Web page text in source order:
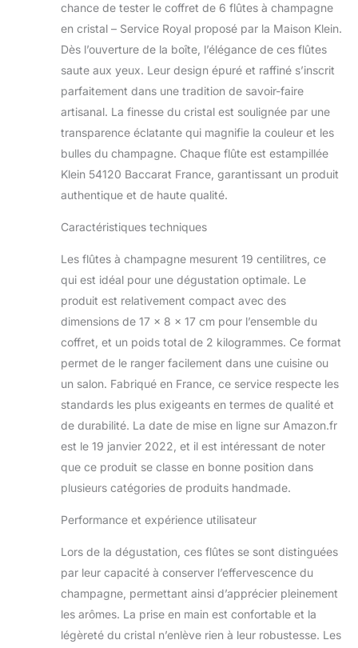
du champagne. Ce
décor Royal légérement
revisité donne une
dimension à la fois
intemporelle et
moderne à ce service,
grâce à de larges côtes
plate prolongée
jusqu'en bas d'une
jambe élancée. Les
verres sont entièrement
réalisés à la main, ils
usage quotidien et
vaisselle. Nos verres
sont Made in France et
chaque verre est signé
de notre marque
déposée à l’INPI : Klein
54120 Baccarat France
La Maison Klein
l'Artisan du Cristal fait
perdurer une
fabrication et un savoir-
faire remontant au
18ème siècle.
chance de tester le coffret de 6 flûtes à champagne
en cristal – Service Royal proposé par la Maison Klein.
Dès l’ouverture de la boîte, l’élégance de ces flûtes
saute aux yeux. Leur design épuré et raffiné s’inscrit
parfaitement dans une tradition de savoir-faire
artisanal. La finesse du cristal est soulignée par une
transparence éclatante qui magnifie la couleur et les
bulles du champagne. Chaque flûte est estampillée
Klein 54120 Baccarat France, garantissant un produit
authentique et de haute qualité.
Caractéristiques techniques
Les flûtes à champagne mesurent 19 centilitres, ce
qui est idéal pour une dégustation optimale. Le
produit est relativement compact avec des
dimensions de 17 x 8 x 17 cm pour l’ensemble du
coffret, et un poids total de 2 kilogrammes. Ce format
permet de le ranger facilement dans une cuisine ou
un salon. Fabriqué en France, ce service respecte les
standards les plus exigeants en termes de qualité et
de durabilité. La date de mise en ligne sur Amazon.fr
est le 19 janvier 2022, et il est intéressant de noter
que ce produit se classe en bonne position dans
plusieurs catégories de produits handmade.
Performance et expérience utilisateur
Lors de la dégustation, ces flûtes se sont distinguées
par leur capacité à conserver l’effervescence du
champagne, permettant ainsi d’apprécier pleinement
les arômes. La prise en main est confortable et la
légèreté du cristal n’enlève rien à leur robustesse. Les